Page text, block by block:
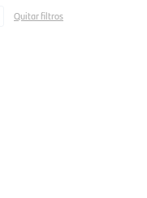
Quitar filtros